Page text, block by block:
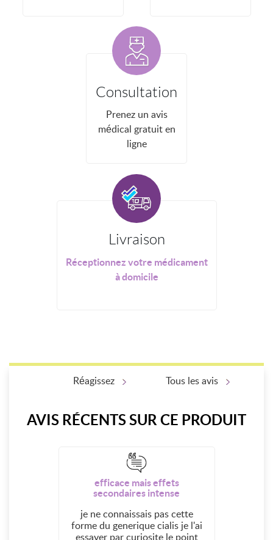
Consultation
Prenez un avis
médical gratuit en
ligne
Livraison
Réceptionnez votre médicament
à domicile
AVIS RÉCENTS SUR CE PRODUIT
Réagissez Tous les avis
efficace mais effets
secondaires intense
je ne connaissais pas cette
forme du generique cialis je l'ai
essayer par curiosite le point